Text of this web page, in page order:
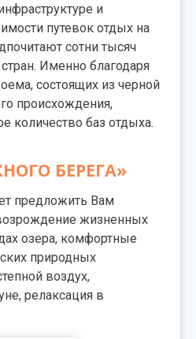
и
путевок отдых на
сотни тысяч
Именно благодаря
состоящих из черной
происхождения,
количество баз отдыха.
БЕРЕГА»
предложить Вам
жизненных
озера, комфортные
природных
воздух,
релаксация в